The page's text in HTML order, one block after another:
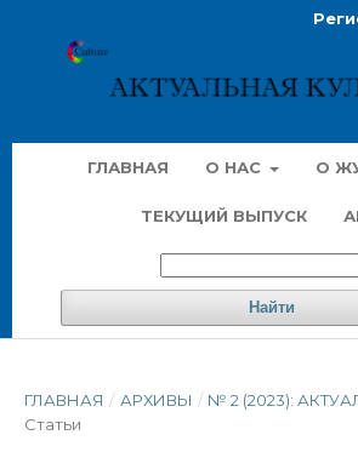
ГЛАВНАЯ О НАС О
ТЕКУЩИЙ ВЫПУСК
Найти
ГЛАВНАЯ / АРХИВЫ / № 2 (2023):
Статьи